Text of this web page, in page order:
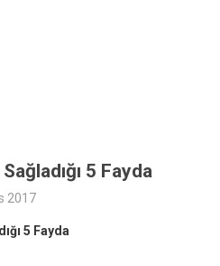
5 Fayda
2017